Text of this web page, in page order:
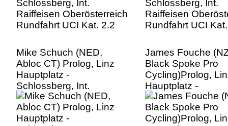
Mike Schuch (NED,
Abloc CT) Prolog, Linz
Hauptplatz -
Schlossberg, Int.
Raiffeisen Oberösterreich
Rundfahrt UCI Kat. 2.2
James Fouche
Black Spoke Pro
Cycling)Prolog,
Hauptplatz -
Schlossberg, Int.
Raiffeisen
Rundfahrt UCI